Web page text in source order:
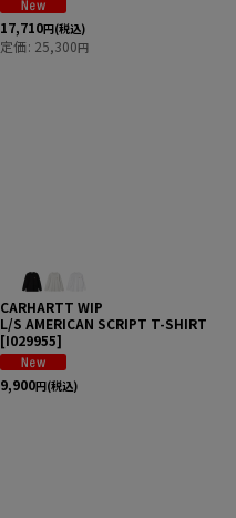
17,710円(税込)
定価: 25,300円
CARHARTT WIP
L/S AMERICAN SCRIPT T-SHIRT
[I029955]
9,900円(税込)